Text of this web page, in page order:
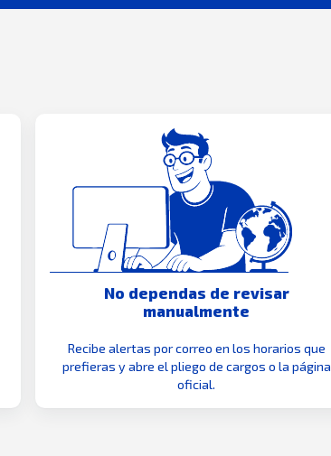
No dependas de revisar
manualmente
Recibe alertas por correo en los horarios que
prefieras y abre el pliego de cargos o la página
oficial.